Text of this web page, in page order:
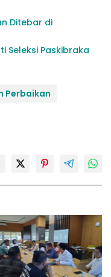
Ditebar di
Seleksi Paskibraka
Perbaikan